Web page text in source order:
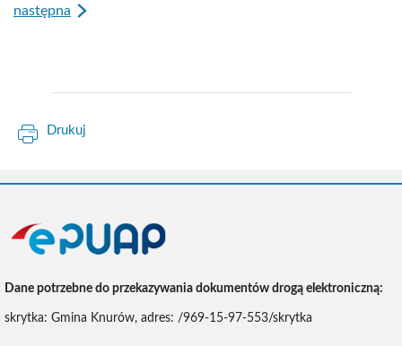
następna
Drukuj
Dane potrzebne do przekazywania dokumentów drogą elektroniczną:
skrytka: Gmina Knurów, adres: /969-15-97-553/skrytka